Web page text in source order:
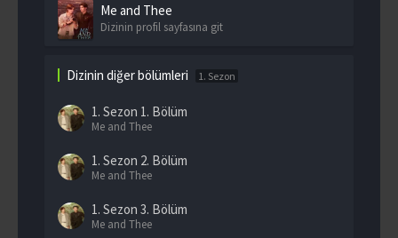
Me and Thee
Dizinin profil sayfasına git
Dizinin diğer bölümleri 1. Sezon
1. Sezon 1. Bölüm
Me and Thee
1. Sezon 2. Bölüm
Me and Thee
1. Sezon 3. Bölüm
Me and Thee